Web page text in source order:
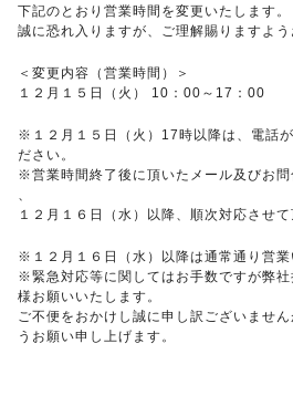
下記のとおり営業時間を変更いたします。
誠に恐れ入りますが、ご理解賜りますよう
＜変更内容（営業時間）＞
１２月１５日（火） 10：00～17：00
※１２月１５日（火）17時以降は、電話
ださい。
※営業時間終了後に頂いたメール及びお
、
１２月１６日（水）以降、順次対応させて
※１２月１６日（水）以降は通常通り営業
※緊急対応等に関してはお手数ですが弊
様お願いいたします。
ご不便をおかけし誠に申し訳ございませ
うお願い申し上げます。